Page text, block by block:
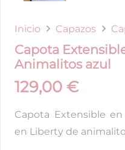
Inicio Capazos
Capota
Animalitos azul
129,00 €
Capota Extensible
en Liberty de